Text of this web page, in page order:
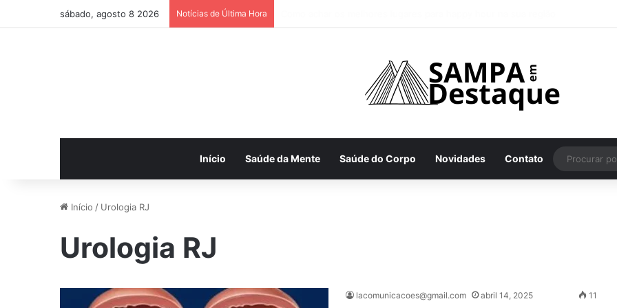
sábado, agosto 8 2026 Notícias de Última Hora
Início Saúde da Mente Saúde do Corpo Novidades Contato
Início / Urologia RJ
Urologia RJ
lacomunicacoes@gmail.com abril 14, 2025 11